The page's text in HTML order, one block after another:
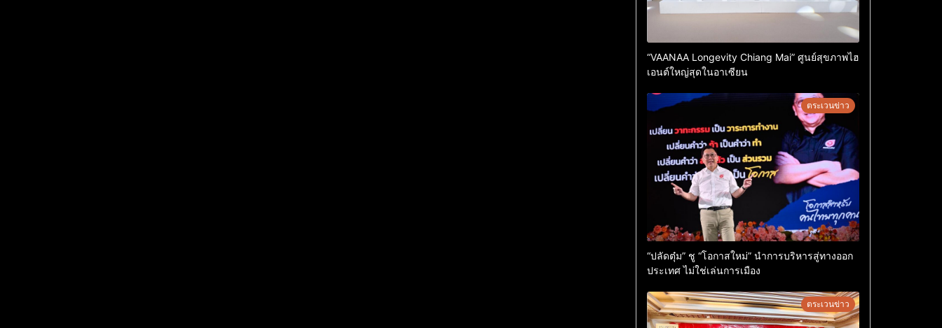
“VAANAA Longevity Chiang Mai” ศูนย์สุขภาพไฮ
เอนต์ใหญ่สุดในอาเซียน
ตระเวนข่าว
“ปลัดตุ๋ม” ชู “โอกาสใหม่” นำการบริหารสู่ทางออก
ประเทศ ไม่ใช่เล่นการเมือง
ตระเวนข่าว